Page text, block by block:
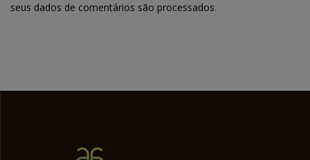
seus dados de comentários são processados.